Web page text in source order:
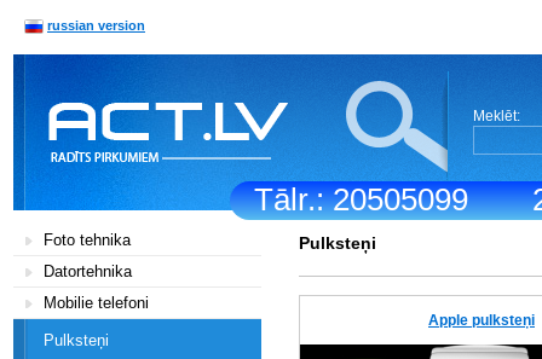
Tālr.: 20505099
russian version
Meklēt:
Foto tehnika
Datortehnika
Mobilie telefoni
Pulksteņi
Pulksteņi
Apple pulksteņi